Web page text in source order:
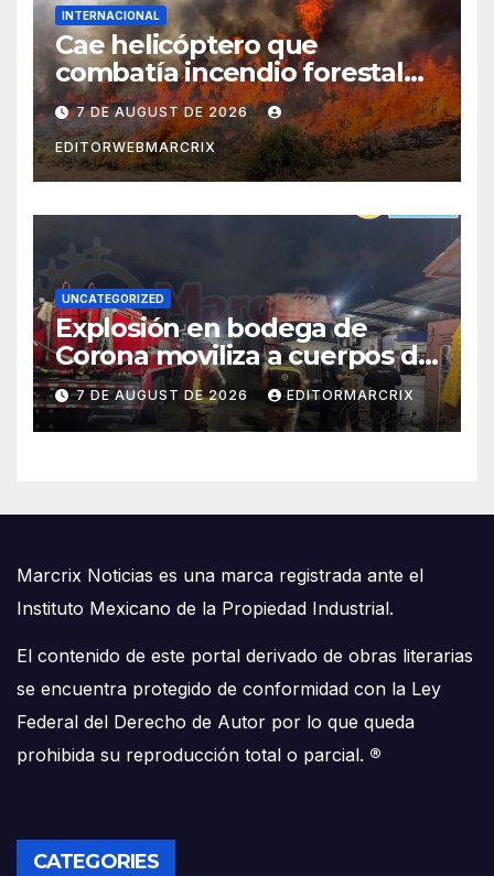
INTERNACIONAL
Cae helicóptero que
combatía incendio forestal
en Utah
7 DE AUGUST DE 2026
EDITORWEBMARCRIX
UNCATEGORIZED
Explosión en bodega de
Corona moviliza a cuerpos de
emergencia en Cancún
7 DE AUGUST DE 2026 EDITORMARCRIX
Marcrix Noticias es una marca registrada ante el
Instituto Mexicano de la Propiedad Industrial.
El contenido de este portal derivado de obras literarias
se encuentra protegido de conformidad con la Ley
Federal del Derecho de Autor por lo que queda
prohibida su reproducción total o parcial. ®
CATEGORIES